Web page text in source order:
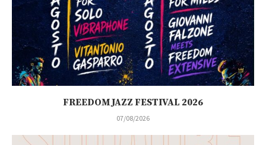
FREEDOM JAZZ FESTIVAL 2026
07/08/2026